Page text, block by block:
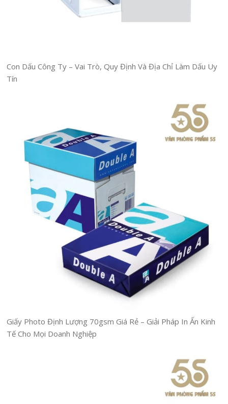
Con Dấu Công Ty – Vai Trò, Quy Định Và Địa Chỉ Làm Dấu Uy
Tín
Giấy Photo Định Lượng 70gsm Giá Rẻ – Giải Pháp In Ấn Kinh
Tế Cho Mọi Doanh Nghiệp